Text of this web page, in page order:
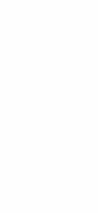
ist
den Strand
hatten.
mit ihren
zu
bei einem